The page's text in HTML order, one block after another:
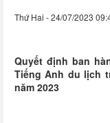
Thứ Hai - 24/07/2023
Quyết định ban
Tiếng Anh du lịch
năm 2023